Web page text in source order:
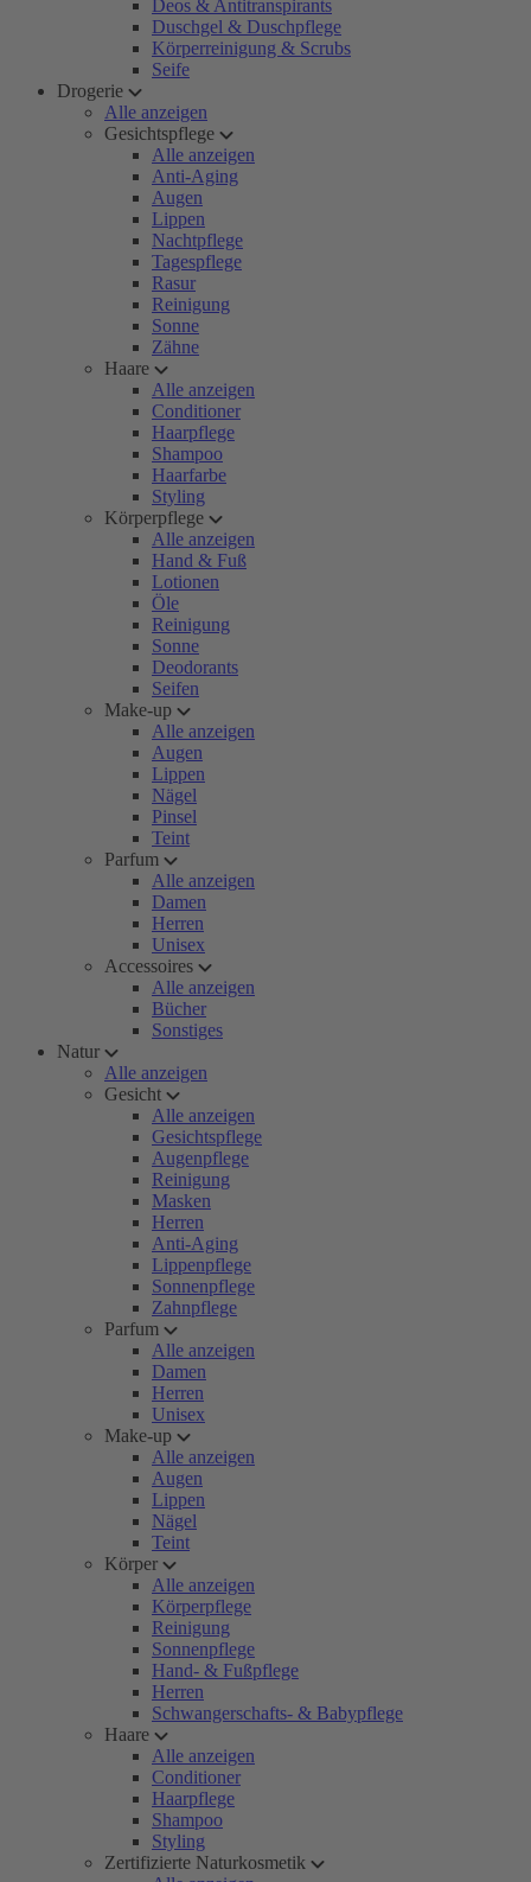
Deos & Antitranspirants
Duschgel & Duschpflege
Körperreinigung & Scrubs
Seife
Drogerie
Alle anzeigen
Gesichtspflege
Alle anzeigen
Anti-Aging
Augen
Lippen
Nachtpflege
Tagespflege
Rasur
Reinigung
Sonne
Zähne
Haare
Alle anzeigen
Conditioner
Haarpflege
Shampoo
Haarfarbe
Styling
Körperpflege
Alle anzeigen
Hand & Fuß
Lotionen
Öle
Reinigung
Sonne
Deodorants
Seifen
Make-up
Alle anzeigen
Augen
Lippen
Nägel
Pinsel
Teint
Parfum
Alle anzeigen
Damen
Herren
Unisex
Accessoires
Alle anzeigen
Bücher
Sonstiges
Natur
Alle anzeigen
Gesicht
Alle anzeigen
Gesichtspflege
Augenpflege
Reinigung
Masken
Herren
Anti-Aging
Lippenpflege
Sonnenpflege
Zahnpflege
Parfum
Alle anzeigen
Damen
Herren
Unisex
Make-up
Alle anzeigen
Augen
Lippen
Nägel
Teint
Körper
Alle anzeigen
Körperpflege
Reinigung
Sonnenpflege
Hand- & Fußpflege
Herren
Schwangerschafts- & Babypflege
Haare
Alle anzeigen
Conditioner
Haarpflege
Shampoo
Styling
Zertifizierte Naturkosmetik